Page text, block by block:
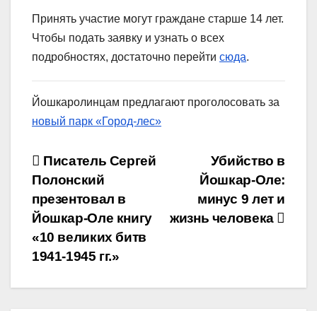
Принять участие могут граждане старше 14 лет.
Чтобы подать заявку и узнать о всех
подробностях, достаточно перейти сюда.
Йошкаролинцам предлагают проголосовать за
новый парк «Город-лес»
Навигация
по
записям
Убийство в
Йошкар-Оле:
минус 9 лет и
жизнь человека
Писатель Сергей
Полонский
презентовал в
Йошкар-Оле книгу
«10 великих битв
1941-1945 гг.»